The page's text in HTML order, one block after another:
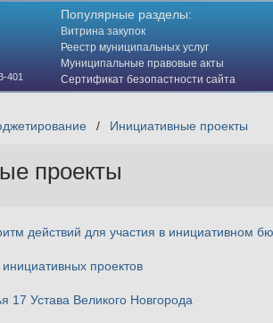
401
Популярные разделы:
Витрина закупок
Реестр муниципальных услуг
Муниципальные правовые акты
Сертификат безопастности сайта
(HTTPS)
/ Инициативные проекты
проекты
действий для участия в инициативном
проектов
17 Устава Великого Новгорода